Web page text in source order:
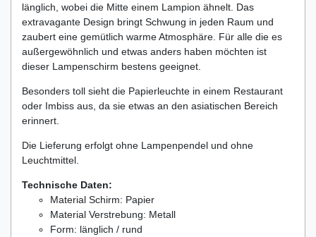
länglich, wobei die Mitte einem Lampion ähnelt. Das
extravagante Design bringt Schwung in jeden Raum und
zaubert eine gemütlich warme Atmosphäre. Für alle die es
außergewöhnlich und etwas anders haben möchten ist
dieser Lampenschirm bestens geeignet.
Besonders toll sieht die Papierleuchte in einem Restaurant
oder Imbiss aus, da sie etwas an den asiatischen Bereich
erinnert.
Die Lieferung erfolgt ohne Lampenpendel und ohne
Leuchtmittel.
Technische Daten:
Material Schirm: Papier
Material Verstrebung: Metall
Form: länglich / rund